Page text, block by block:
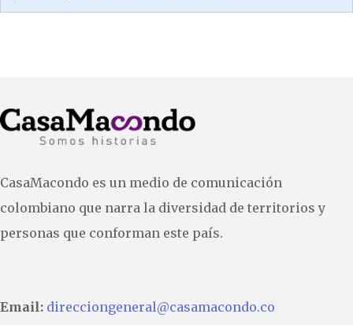
CasaMacondo es un medio de comunicación
colombiano que narra la diversidad de territorios y
personas que conforman este país.
Email: direcciongeneral@casamacondo.co